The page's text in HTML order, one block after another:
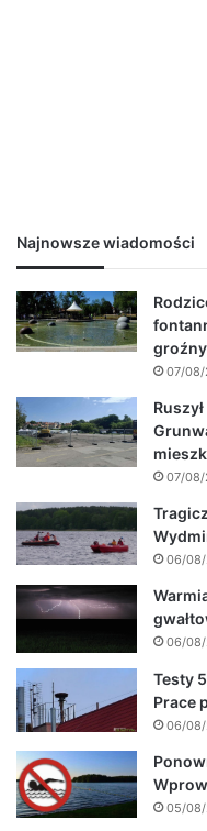
Najnowsze wiadomości
07/08/
07/08/
06/08/
06/08/
Testy
Prace
06/08/
05/08/